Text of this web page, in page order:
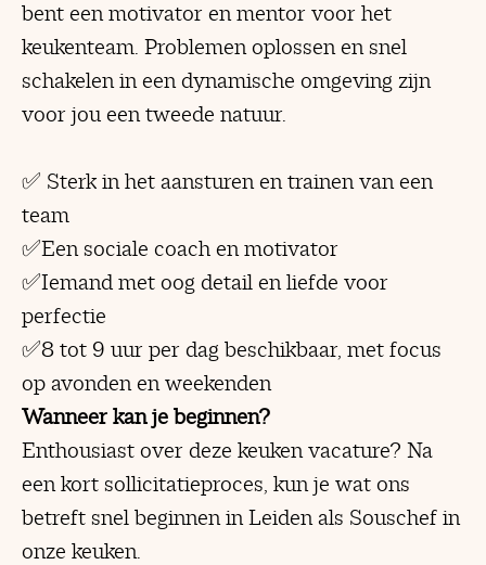
bent een motivator en mentor voor het
keukenteam. Problemen oplossen en snel
schakelen in een dynamische omgeving zijn
voor jou een tweede natuur.
✅ Sterk in het aansturen en trainen van een
team
✅Een sociale coach en motivator
✅Iemand met oog detail en liefde voor
perfectie
✅8 tot 9 uur per dag beschikbaar, met focus
op avonden en weekenden
Wanneer kan je beginnen?
Enthousiast over deze keuken vacature? Na
een kort sollicitatieproces, kun je wat ons
betreft snel beginnen in Leiden als Souschef in
onze keuken.